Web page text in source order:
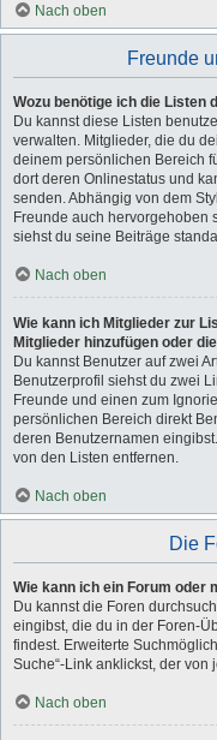
Nach oben
Freunde
Wozu benötige ich die Listen
Du kannst diese Listen
verwalten. Mitglieder, die du
deinem persönlichen Bereich
dort deren Onlinestatus und
senden. Abhängig von dem
Freunde auch hervorgehoben
siehst du seine Beiträge
Nach oben
Wie kann ich Mitglieder zur
Mitglieder hinzufügen oder
Du kannst Benutzer auf zwei
Benutzerprofil siehst du zwei
Freunde und einen zum
persönlichen Bereich direkt
deren Benutzernamen
von den Listen entfernen.
Nach oben
Die
Wie kann ich ein Forum oder
Du kannst die Foren
eingibst, die du in der Foren-
findest. Erweiterte
Suche“-Link anklickst, der von
Nach oben